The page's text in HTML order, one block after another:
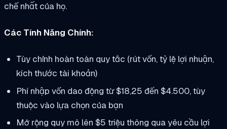
chế nhất của họ.
Các Tính Năng Chính:
Tùy chỉnh hoàn toàn quy tắc (rút vốn, tỷ lệ lợi nhuận,
kích thước tài khoản)
Phí nhập vốn dao động từ $18,25 đến $4.500, tùy
thuộc vào lựa chọn của bạn
Mở rộng quy mô lên $5 triệu thông qua yêu cầu lợi